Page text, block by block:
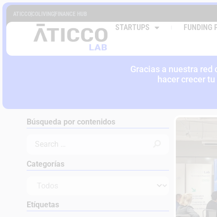
ATICCO COLIVING FINANCE HUB
STARTUPS FUNDING
Gracias a nuestra
hacer crecer
Búsqueda por contenidos
Categorías
Etíquetas